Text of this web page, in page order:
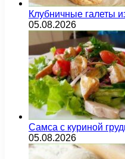
Клубничные галеты
05.08.2026
Самса с куриной
05.08.2026